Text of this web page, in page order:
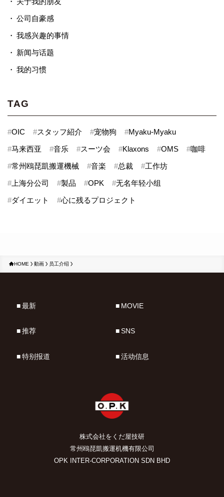
公司自豪感
我感兴趣的事情
新闻与话题
我的习惯
TAG
#OIC #スタッフ紹介 #宠物狗 #Myaku-Myaku
#马来西亚 #音乐 #スーツ会 #Klaxons #OMS #咖啡
#常州鴎琵凱搬運機械 #音楽 #总裁 #工作坊
#上海分公司 #製品 #OPK #无名年轻小组
#ダイエット #心に残るプロジェクト
HOME 動画 员工介绍
株式会社をくだ屋技研
常州鴎琵凱搬運机機有限公司
OPK INTER-CORPORATION SDN BHD
最新
推荐
特别报道
MOVIE
SNS
活动信息